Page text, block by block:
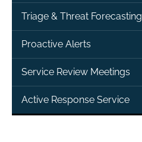
Triage & Threat Forecasting
Proactive Alerts
Service Review Meetings
Active Response Service